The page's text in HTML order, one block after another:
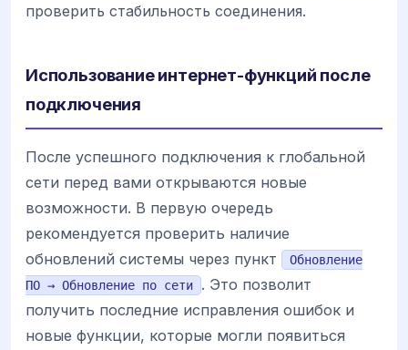
проверить стабильность соединения.
Использование интернет-функций после
подключения
После успешного подключения к глобальной
сети перед вами открываются новые
возможности. В первую очередь
рекомендуется проверить наличие
обновлений системы через пункт
Обновление
ПО → Обновление по сети
. Это позволит
получить последние исправления ошибок и
новые функции, которые могли появиться